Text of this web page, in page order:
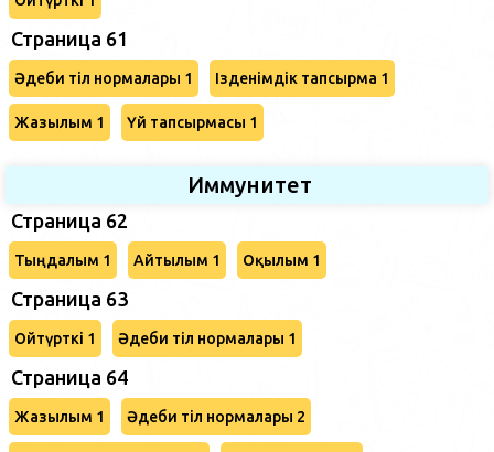
Страница 61
Әдеби тіл нормалары 1 Ізденімдік тапсырма 1
Жазылым 1 Үй тапсырмасы 1
Иммунитет
Страница 62
Тыңдалым 1 Айтылым 1 Оқылым 1
Страница 63
Ойтүрткі 1 Әдеби тіл нормалары 1
Страница 64
Жазылым 1 Әдеби тіл нормалары 2